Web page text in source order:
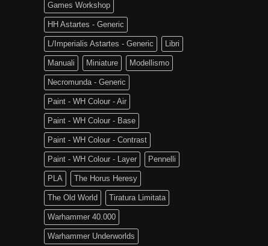
Games Workshop
HH Astartes - Generic
L/Imperialis Astartes - Generic Libri
Manuali Miniature Modellismo
Necromunda - Generic
Paint - WH Colour - Air
Paint - WH Colour - Base
Paint - WH Colour - Contrast
Paint - WH Colour - Layer Pennelli
PLA The Horus Heresy
The Old World Tiratura Limitata
Warhammer 40.000
Warhammer Underworlds